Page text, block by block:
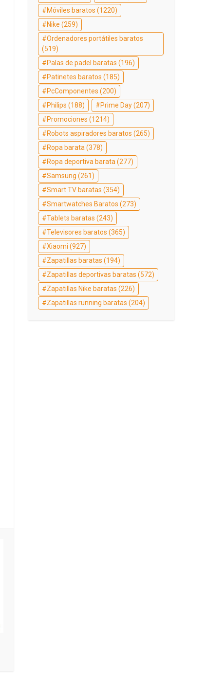
Móviles baratos (1220)
Nike (259)
Ordenadores portátiles baratos
(519)
Palas de padel baratas (196)
Patinetes baratos (185)
PcComponentes (200)
Philips (188) Prime Day(207)
Promociones (1214)
Robots aspiradores baratos (265)
Ropa barata (378)
Ropa deportiva barata (277)
Samsung (261)
Smart TV baratas (354)
Smartwatches Baratos (273)
Tablets baratas (243)
Televisores baratos (365)
Xiaomi (927)
Zapatillas baratas (194)
Zapatillas deportivas baratas (572)
Zapatillas Nike baratas (226)
Zapatillas running baratas (204)